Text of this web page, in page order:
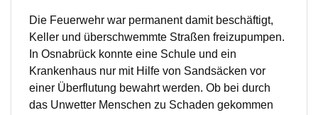
Die Feuerwehr war permanent damit beschäftigt,
Keller und überschwemmte Straßen freizupumpen.
In Osnabrück konnte eine Schule und ein
Krankenhaus nur mit Hilfe von Sandsäcken vor
einer Überflutung bewahrt werden. Ob bei durch
das Unwetter Menschen zu Schaden gekommen